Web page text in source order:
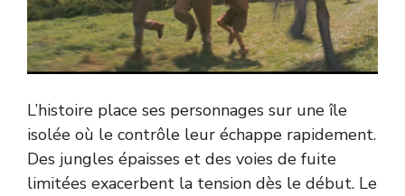
L’histoire place ses personnages sur une île
isolée où le contrôle leur échappe rapidement.
Des jungles épaisses et des voies de fuite
limitées exacerbent la tension dès le début. Le